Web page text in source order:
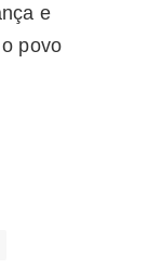
e
povo